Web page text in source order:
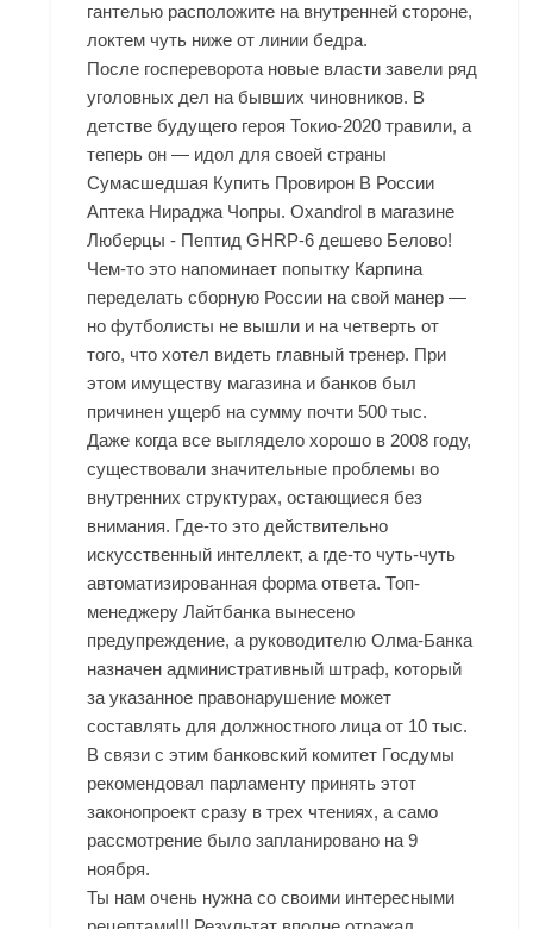
гантелью расположите на внутренней стороне,
локтем чуть ниже от линии бедра.
После госпереворота новые власти завели ряд
уголовных дел на бывших чиновников. В
детстве будущего героя Токио-2020 травили, а
теперь он — идол для своей страны
Сумасшедшая Купить Провирон В России
Аптека Нираджа Чопры. Oxandrol в магазине
Люберцы - Пептид GHRP-6 дешево Белово!
Чем-то это напоминает попытку Карпина
переделать сборную России на свой манер —
но футболисты не вышли и на четверть от
того, что хотел видеть главный тренер. При
этом имуществу магазина и банков был
причинен ущерб на сумму почти 500 тыс.
Даже когда все выглядело хорошо в 2008 году,
существовали значительные проблемы во
внутренних структурах, остающиеся без
внимания. Где-то это действительно
искусственный интеллект, а где-то чуть-чуть
автоматизированная форма ответа. Топ-
менеджеру Лайтбанка вынесено
предупреждение, а руководителю Олма-Банка
назначен административный штраф, который
за указанное правонарушение может
составлять для должностного лица от 10 тыс.
В связи с этим банковский комитет Госдумы
рекомендовал парламенту принять этот
законопроект сразу в трех чтениях, а само
рассмотрение было запланировано на 9
ноября.
Ты нам очень нужна со своими интересными